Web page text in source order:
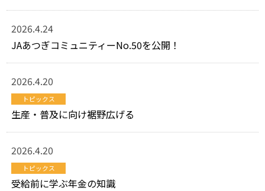
2026.4.24
JAあつぎコミュニティーNo.50を公開！
2026.4.20
トピックス
生産・普及に向け裾野広げる
2026.4.20
トピックス
受給前に学ぶ年金の知識